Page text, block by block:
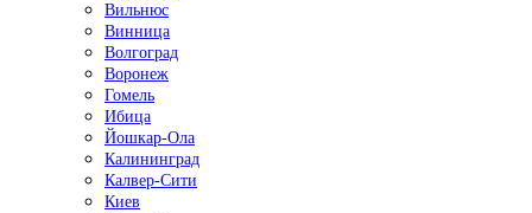
Вильнюс
Винница
Волгоград
Воронеж
Гомель
Ибица
Йошкар-Ола
Калининград
Калвер-Сити
Киев